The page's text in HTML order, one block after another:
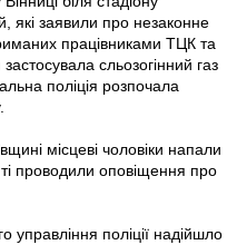
які заявили про незаконне
працівниками ТЦК та
сльозогінний газ
поліція розпочала
місцеві чоловіки напали
проводили оповіщення про
управління поліції надійшло